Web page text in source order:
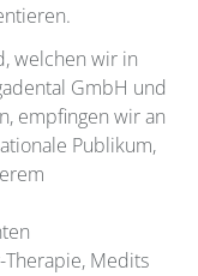
welchen wir in
GmbH und
empfingen wir an
Publikum,
Medits